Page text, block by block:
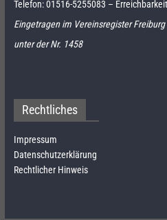
Telefon:01516-5255083 –
Eingetragen im Vereinsregister Freiburg
unter der Nr. 1458
Rechtliches
Impressum
Datenschutzerklärung
Rechtlicher Hinweis